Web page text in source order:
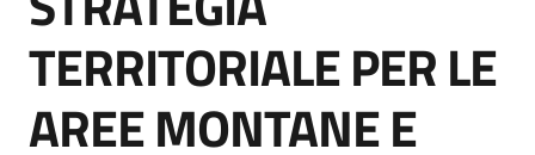
TERRITORIALE PER LE
AREE MONTANE E